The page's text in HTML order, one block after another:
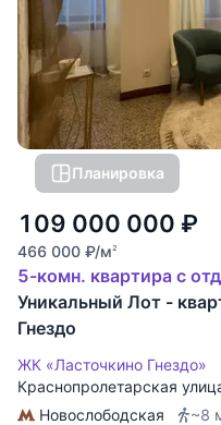
Планировка
109 000 000 ₽
466 000 ₽/м2
5-комн. квартира с
Уникальный Лот -
Гнездо
ЖК «Ласточкино Гнездо»
Краснопролетарская
Новослободская
~8